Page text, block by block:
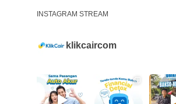
INSTAGRAM STREAM
klikcaircom